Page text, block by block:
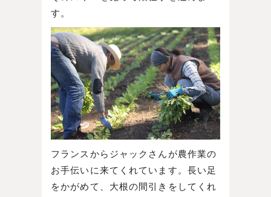
す。
フランスからジャックさんが農作業の
お手伝いに来てくれています。長い足
をかがめて、大根の間引きをしてくれ